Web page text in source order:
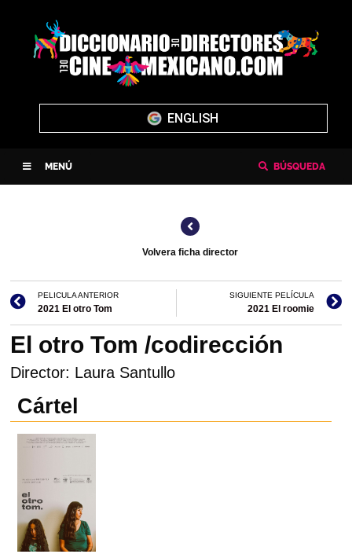
ENGLISH
MENÚ BÚSQUEDA
Volvera ficha director
PELICULA ANTERIOR
2021 El otro Tom
SIGUIENTE PELÍCULA
2021 El roomie
El otro Tom /codirección
Director: Laura Santullo
Cártel